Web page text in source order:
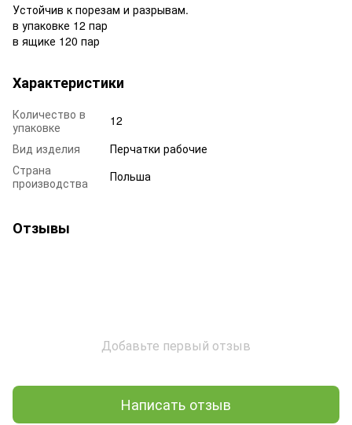
Устойчив к порезам и разрывам.
в упаковке 12 пар
в ящике 120 пар
Характеристики
Количество в
упаковке
12
Вид изделия
Перчатки рабочие
Страна
производства
Польша
Отзывы
Добавьте первый отзыв
Написать отзыв